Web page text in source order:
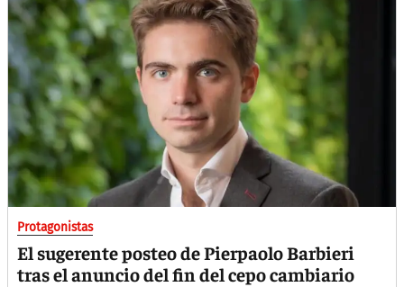
Protagonistas
El sugerente posteo de Pierpaolo Barbieri
tras el anuncio del fin del cepo cambiario